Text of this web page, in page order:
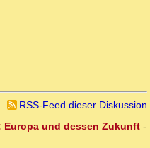
RSS-Feed dieser Diskussion
Europa und dessen Zukunft-